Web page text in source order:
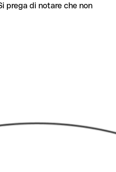
prega di notare che non